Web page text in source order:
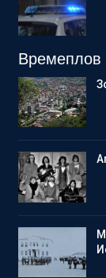
Времеплов